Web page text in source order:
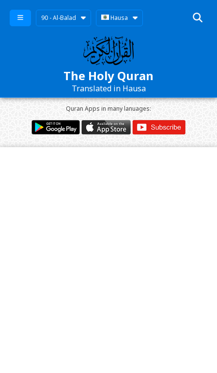
90 - Al-Balad Hausa
The Holy Quran
Translated in Hausa
Quran Apps in many lanuages: